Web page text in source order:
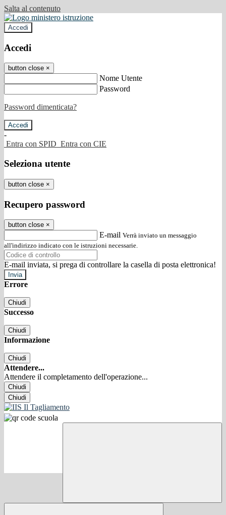
Salta al contenuto
Accedi
Accedi
button close ×
Nome Utente
Password
Password dimenticata?
-
Entra con SPID Entra con CIE
Seleziona utente
button close ×
Recupero password
button close ×
E-mail Verrà inviato un messaggio
all'indirizzo indicato con le istruzioni necessarie.
E-mail inviata, si prega di controllare la casella di posta elettronica!
Errore
Chiudi
Successo
Chiudi
Informazione
Chiudi
Attendere...
Attendere il completamento dell'operazione...
Chiudi
Chiudi